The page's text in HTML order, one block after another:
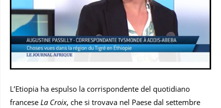
L’Etiopia ha espulso la corrispondente del quotidiano
francese La Croix, che si trovava nel Paese dal settembre